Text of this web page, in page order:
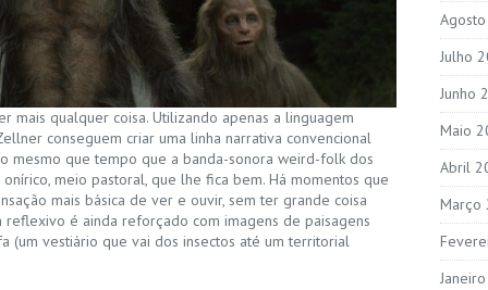
mais qualquer coisa. Utilizando apenas a linguagem
conseguem criar uma linha narrativa convencional
mesmo que tempo que a banda-sonora weird-folk dos
meio pastoral, que lhe fica bem. Há momentos que
mais básica de ver e ouvir, sem ter grande coisa
reflexivo é ainda reforçado com imagens de paisagens
(um vestiário que vai dos insectos até um territorial
Julho
Junho
Maio
Abril
Março